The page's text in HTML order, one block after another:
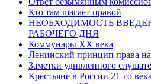
Кто там шагает правой
НЕОБХОДИМОСТЬ
РАБОЧЕГО ДНЯ
Коммунары ХХ века
Ленинский принцип права
Заметки удивленного
Крестьяне в России 21-го